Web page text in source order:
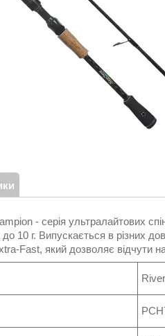
- серія ультралайтових
до 10 г. Випускається в різних
Fast, який дозволяє відчути